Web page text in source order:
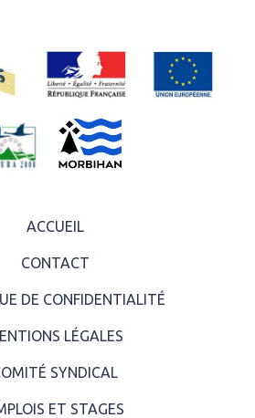
ACCUEIL
CONTACT
DE CONFIDENTIALITÉ
LÉGALES
SYNDICAL
ET STAGES